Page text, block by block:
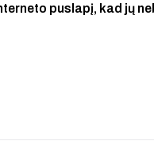
puslapį, kad jų